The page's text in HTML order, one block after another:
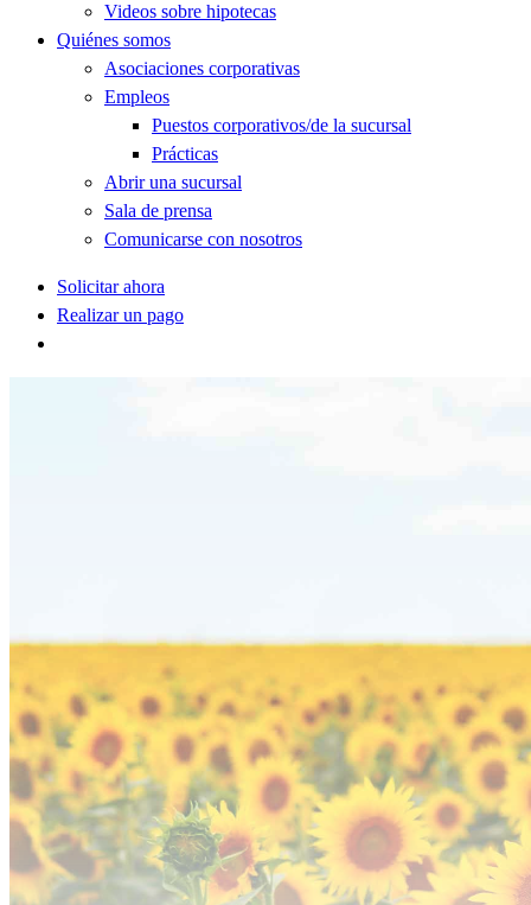
Videos sobre hipotecas
Quiénes somos
Asociaciones corporativas
Empleos
Puestos corporativos/de la sucursal
Prácticas
Abrir una sucursal
Sala de prensa
Comunicarse con nosotros
Solicitar ahora
Realizar un pago